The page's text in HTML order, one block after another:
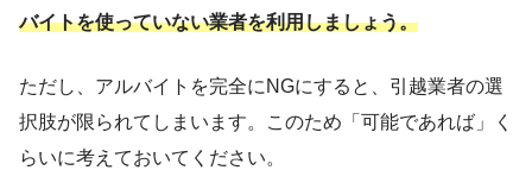
バイトを使っていない業者を利用しましょう。
ただし、アルバイトを完全にNGにすると、引越業者の選
択肢が限られてしまいます。このため「可能であれば」く
らいに考えておいてください。